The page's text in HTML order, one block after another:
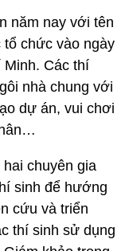
năm nay với tên
chức vào ngày
Minh. Các thí
nhà chung với
dự án, vui chơi
chuyên gia
sinh để hướng
cứu và triển
thí sinh sử dụng